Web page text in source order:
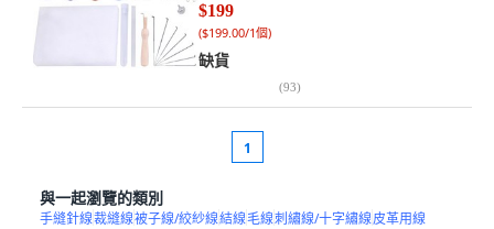
$199
($199.00/1個)
缺貨
(93)
1
與一起瀏覽的類別
手縫針線裁縫線被子線/絞紗線結線毛線刺繡線/十字繡線皮革用線